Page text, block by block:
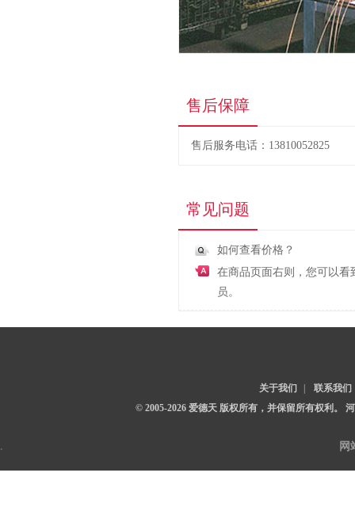
售后保障
售后服务电话：13810052825
常见问题
如何查看价格？
在商品页面右则，您可以看
员。
关于我们
联系我们
© 2005-2026 爱德天 版权所有，并保留所有权利。
. 网